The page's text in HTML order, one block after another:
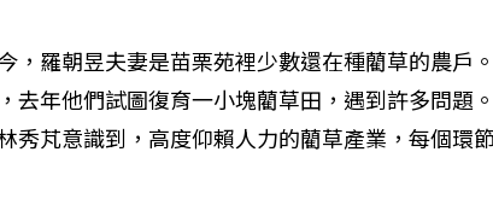
，羅朝昱夫妻是苗栗苑裡少數還在種藺草的農戶
去年他們試圖復育一小塊藺草田，遇到許多問題
秀芃意識到，高度仰賴人力的藺草產業，每個環